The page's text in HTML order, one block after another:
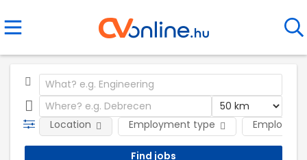
Employment type Employer
Location